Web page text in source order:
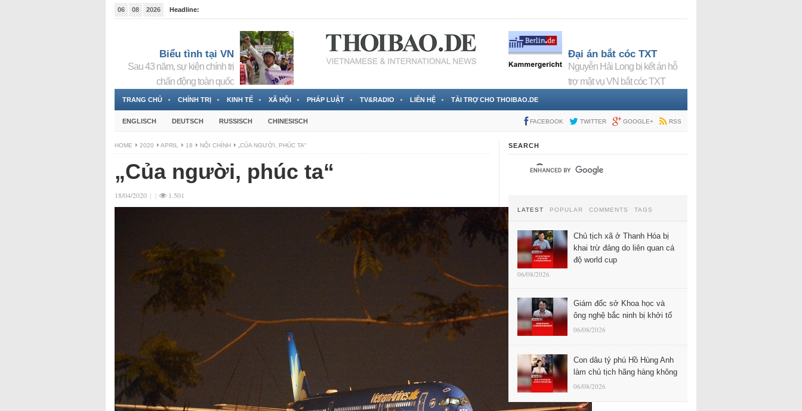
06 08 2026
Headline:
Biểu tình tại VN
Sau 43 năm, sự kiện chính trị
chấn động toàn quốc
Đại án bắt cóc TXT
Nguyễn Hải Long bị kết án hỗ
trợ mật vụ VN bắt cóc TXT
TRANG CHỦ CHÍNH TRỊ KINH TẾ XÃ HỘI PHÁP LUẬT TV&RADIO LIÊN HỆ TÀI TRỢ CHO THOIBAO.DE
ENGLISCH DEUTSCH RUSSISCH CHINESISCH FACEBOOK TWITTER GOOGLE+ RSS
HOME 2020 APRIL 18 NỘI CHÍNH „CỦA NGƯỜI, PHÚC TA“
„Của người, phúc ta“
18/04/2020 | | 1.501
SEARCH
LATEST POPULAR COMMENTS TAGS
Chủ tịch xã ở Thanh Hóa bị
khai trừ đảng do liên quan cá
độ world cup
06/08/2026
Giám đốc sở Khoa học và
ông nghệ bắc ninh bị khởi tố
06/08/2026
Con dâu tỷ phú Hồ Hùng Anh
làm chủ tịch hãng hàng không
06/08/2026